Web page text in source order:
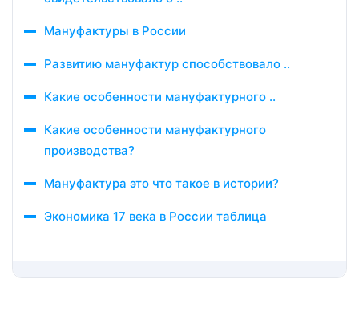
Мануфактуры в России
Развитию мануфактур способствовало ..
Какие особенности мануфактурного ..
Какие особенности мануфактурного
производства?
Мануфактура это что такое в истории?
Экономика 17 века в России таблица